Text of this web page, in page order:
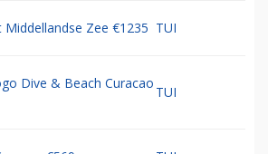
Middellandse Zee €1235 TUI
Dive & Beach Curacao
TUI